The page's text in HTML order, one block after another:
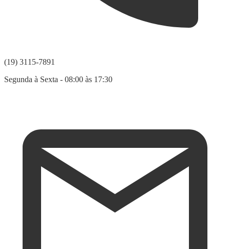
(19) 3115-7891
Segunda à Sexta - 08:00 às 17:30